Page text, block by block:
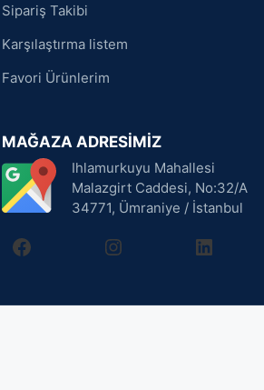
Sipariş Takibi
Karşılaştırma listem
Favori Ürünlerim
MAĞAZA ADRESİMİZ
Ihlamurkuyu Mahallesi
Malazgirt Caddesi, No:32/A
34771, Ümraniye / İstanbul
facebookinstagramlinkedin